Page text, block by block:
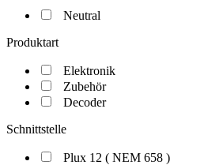
Neutral
Produktart
Elektronik
Zubehör
Decoder
Schnittstelle
Plux 12 ( NEM 658 )